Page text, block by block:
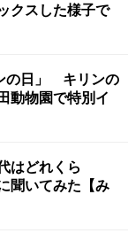
クスした様子で
の日」 キリンの
動物園で特別イ
はどれくら
聞いてみた【み